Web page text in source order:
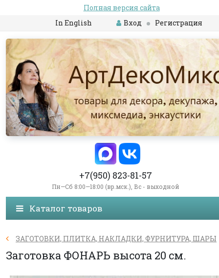
Полная версия сайта
In English
Вход Регистрация
+7(950) 823-81-57
Пн—Сб 8:00—18:00 (вр.мск.), Вс - выходной
Каталог товаров
ЗАГОТОВКИ, ПЛИТКА, НАКЛАДКИ, ФУРНИТУРА, ШАРЫ
Заготовка ФОНАРЬ высота 20 см.